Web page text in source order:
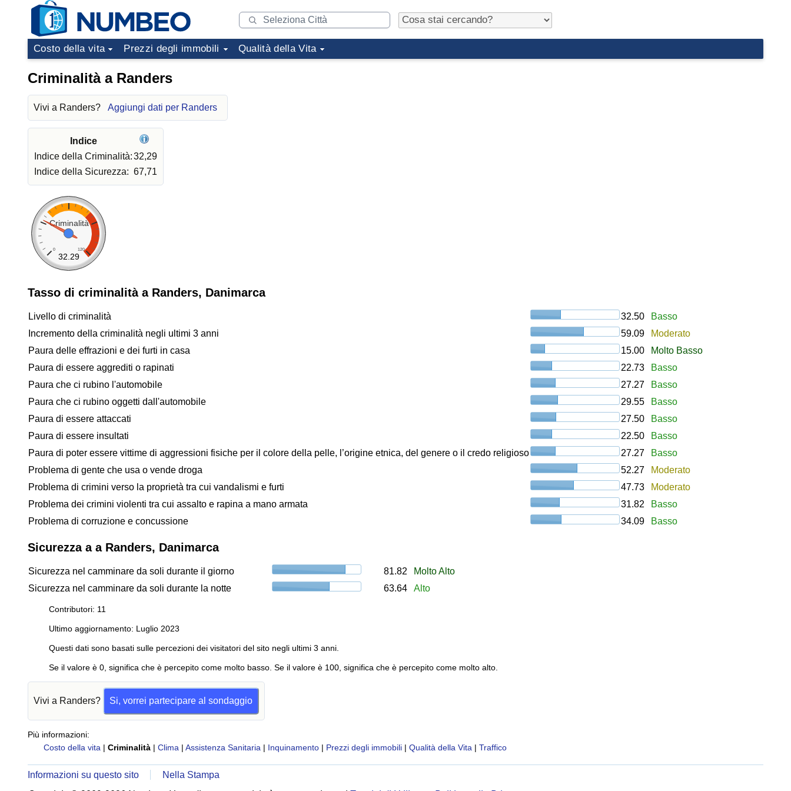
Costo della vita Prezzi degli immobili Qualità della Vita
Criminalità a Randers
Vivi a Randers? Aggiungi dati per Randers
Indice
Indice della Criminalità:32,29
Indice della Sicurezza: 67,71
Criminalità
0 120
32.29
Tasso di criminalità a Randers, Danimarca
Livello di criminalità 32.50
Basso
Incremento della criminalità negli ultimi 3 anni
59.09
Moderato
Paura delle effrazioni e dei furti in casa
15.00
Molto Basso
Paura di essere aggrediti o rapinati
22.73
Basso
Paura che ci rubino l'automobile
27.27
Basso
Paura che ci rubino oggetti dall'automobile
29.55
Basso
Paura di essere attaccati
27.50
Basso
Paura di essere insultati
22.50
Basso
Paura di poter essere vittime di aggressioni fisiche per il colore della pelle, l’origine etnica, del genere o il credo religioso
27.27
Basso
Problema di gente che usa o vende droga
52.27
Moderato
Problema di crimini verso la proprietà tra cui vandalismi e furti
47.73
Moderato
Problema dei crimini violenti tra cui assalto e rapina a mano armata
31.82
Basso
Problema di corruzione e concussione
34.09 Basso
Sicurezza a a Randers, Danimarca
Sicurezza nel camminare da soli durante il giorno 81.82
Molto Alto
Sicurezza nel camminare da soli durante la notte
63.64 Alto
Contributori: 11
Ultimo aggiornamento: Luglio 2023
Questi dati sono basati sulle percezioni dei visitatori del sito negli ultimi 3 anni.
Se il valore è 0, significa che è percepito come molto basso. Se il valore è 100, significa che è percepito come molto alto.
Vivi a Randers? Si, vorrei partecipare al sondaggio
Più informazioni:
Costo della vita | Criminalità | Clima | Assistenza Sanitaria | Inquinamento | Prezzi degli immobili | Qualità della Vita | Traffico
Informazioni su questo sito
Nella Stampa